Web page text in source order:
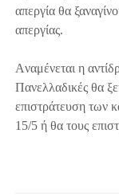
απεργία θα
απεργίας.
Aναμένεται η
Πανελλαδικές θα
επιστράτευση των
15/5 ή θα τους